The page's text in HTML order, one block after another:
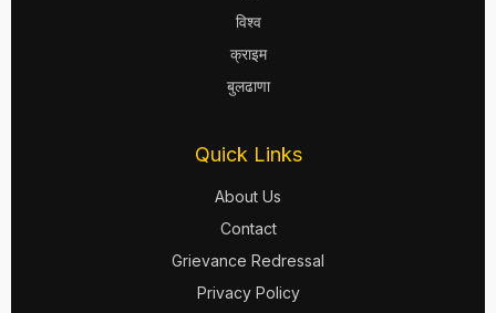
विश्व
क्राइम
बुलढाणा
Quick Links
About Us
Contact
Grievance Redressal
Privacy Policy